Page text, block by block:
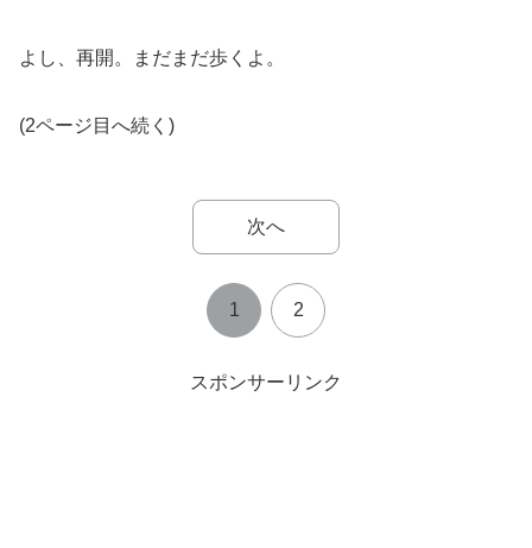
よし、再開。まだまだ歩くよ。
(2ページ目へ続く)
次へ
1 2
スポンサーリンク